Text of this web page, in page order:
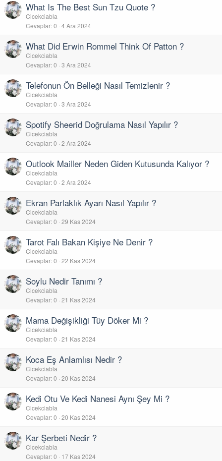
What Is The Best Sun Tzu Quote ?
Cicekciabla
Cevaplar 0 4 Ara 2024
What Did Erwin Rommel Think Of Patton ?
Cicekciabla
Cevaplar 0 3 Ara 2024
Telefonun Ön Belleği Nasıl Temizlenir ?
Cicekciabla
Cevaplar 0 3 Ara 2024
Spotify Sheerid Doğrulama Nasıl Yapılır ?
Cicekciabla
Cevaplar 0 2 Ara 2024
Outlook Mailler Neden Giden Kutusunda Kalıyor ?
Cicekciabla
Cevaplar 0 2 Ara 2024
Ekran Parlaklık Ayarı Nasıl Yapılır ?
Cicekciabla
Cevaplar 0 29 Kas 2024
Tarot Falı Bakan Kişiye Ne Denir ?
Cicekciabla
Cevaplar 0 22 Kas 2024
Soylu Nedir Tanımı ?
Cicekciabla
Cevaplar 0 21 Kas 2024
Mama Değişikliği Tüy Döker Mi ?
Cicekciabla
Cevaplar 0 21 Kas 2024
Koca Eş Anlamlısı Nedir ?
Cicekciabla
Cevaplar 0 20 Kas 2024
Kedi Otu Ve Kedi Nanesi Aynı Şey Mi ?
Cicekciabla
Cevaplar 0 20 Kas 2024
Kar Şerbeti Nedir ?
Cicekciabla
Cevaplar 0 17 Kas 2024